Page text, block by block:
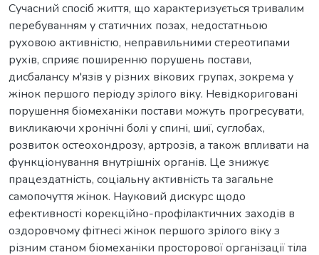
Сучасний спосіб життя, що характеризується тривалим
перебуванням у статичних позах, недостатньою
руховою активністю, неправильними стереотипами
рухів, сприяє поширенню порушень постави,
дисбалансу м'язів у різних вікових групах, зокрема у
жінок першого періоду зрілого віку. Невідкориговані
порушення біомеханіки постави можуть прогресувати,
викликаючи хронічні болі у спині, шиї, суглобах,
розвиток остеохондрозу, артрозів, а також впливати на
функціонування внутрішніх органів. Це знижує
працездатність, соціальну активність та загальне
самопочуття жінок. Науковий дискурс щодо
ефективності корекційно-профілактичних заходів в
оздоровчому фітнесі жінок першого зрілого віку з
різним станом біомеханіки просторової організації тіла